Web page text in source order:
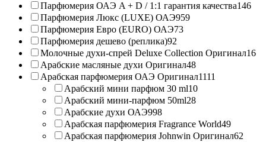
Парфюмерия ОАЭ A + D / 1:1 гарантия качества146
Парфюмерия Люкс (LUXE) ОАЭ959
Парфюмерия Евро (EURO) ОАЭ73
Парфюмерия дешево (реплика)92
Молочные духи-спрей Deluxe Collection Оригинал16
Арабские масляные духи Оригинал48
Арабская парфюмерия ОАЭ Оригинал1111
Арабский мини парфюм 30 ml10
Арабский мини-парфюм 50ml28
Арабские духи ОАЭ998
Арабская парфюмерия Fragrance World49
Арабская парфюмерия Johnwin Оригинал62